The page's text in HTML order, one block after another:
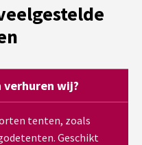
wij?
tenten, zoals
Geschikt